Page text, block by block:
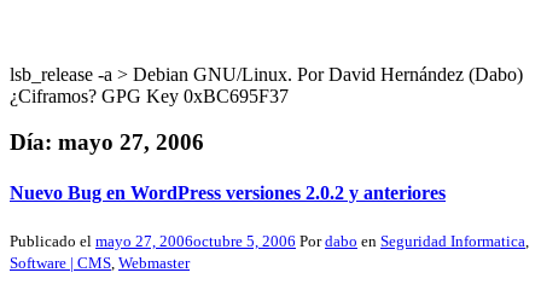
lsb_release -a > Debian GNU/Linux. Por David Hernández (Dabo)
¿Ciframos? GPG Key 0xBC695F37
Día: mayo 27, 2006
Nuevo Bug en WordPress versiones 2.0.2 y anteriores
Publicado el mayo 27, 2006octubre 5, 2006 Pordabo en Seguridad Informatica
Software | CMS Webmaster